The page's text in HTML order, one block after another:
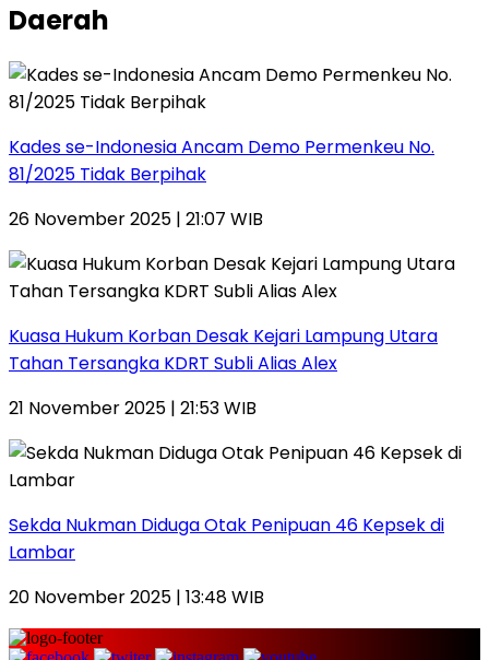
Daerah
Kades se-Indonesia Ancam Demo Permenkeu No.
81/2025 Tidak Berpihak
26 November 2025 | 21:07 WIB
Kuasa Hukum Korban Desak Kejari Lampung Utara
Tahan Tersangka KDRT Subli Alias Alex
21 November 2025 | 21:53 WIB
Sekda Nukman Diduga Otak Penipuan 46 Kepsek di
Lambar
20 November 2025 | 13:48 WIB